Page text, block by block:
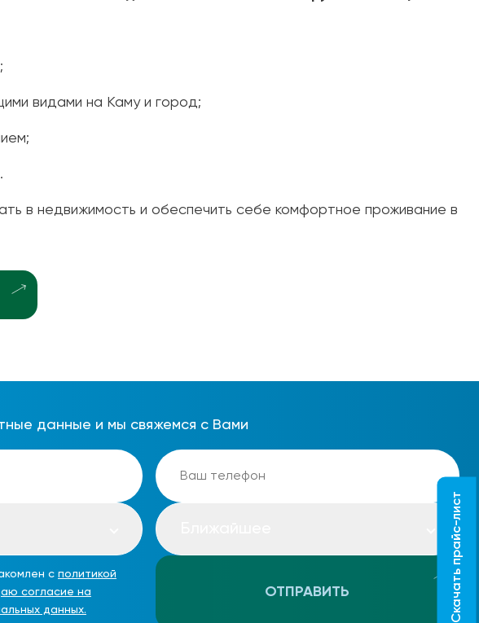
старое - построй новое
+ видами на Каму и город;
в недвижимость и обеспечить себе комфортное проживание в
данные и мы свяжемся с Вами
с политикой
согласие на
данных.
ОТПРАВИТЬ Скачать прайс-лист